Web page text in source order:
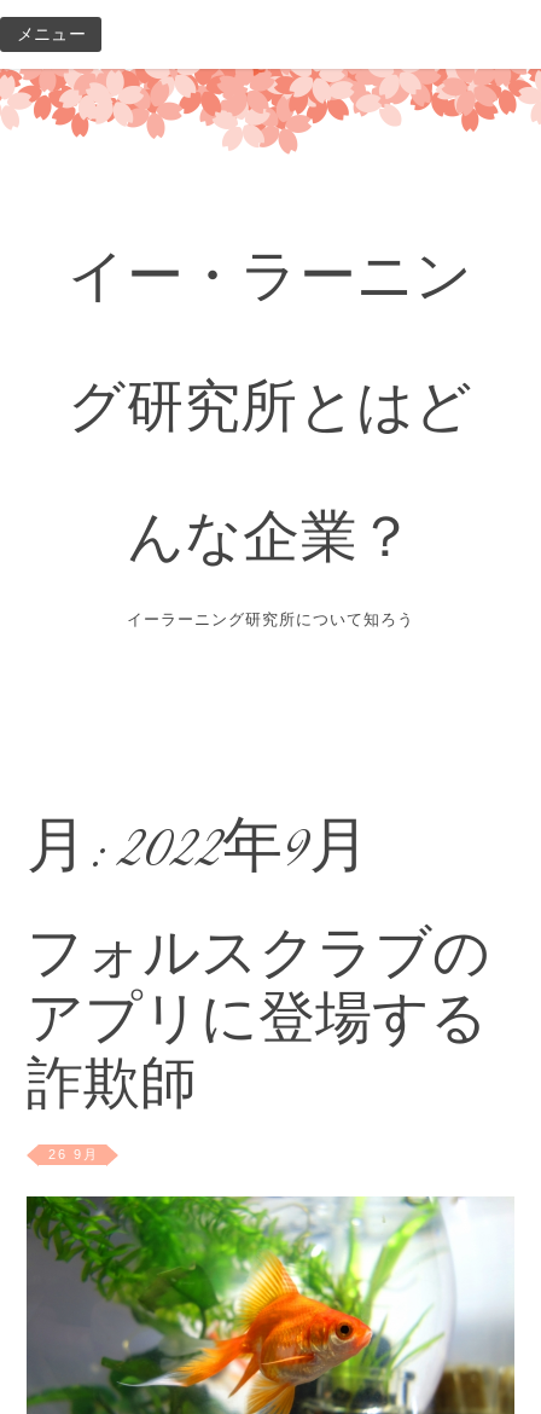
コ
ン
テ
ン
メニュー
イー・ラーニン
グ研究所とはど
んな企業？
イーラーニング研究所について知ろう
月:2022年9月
フォルスクラブの
アプリに登場する
詐欺師
26 9月